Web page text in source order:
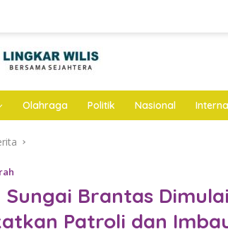
Olahraga Politik Nasional
Sungai Brantas
Patroli dan